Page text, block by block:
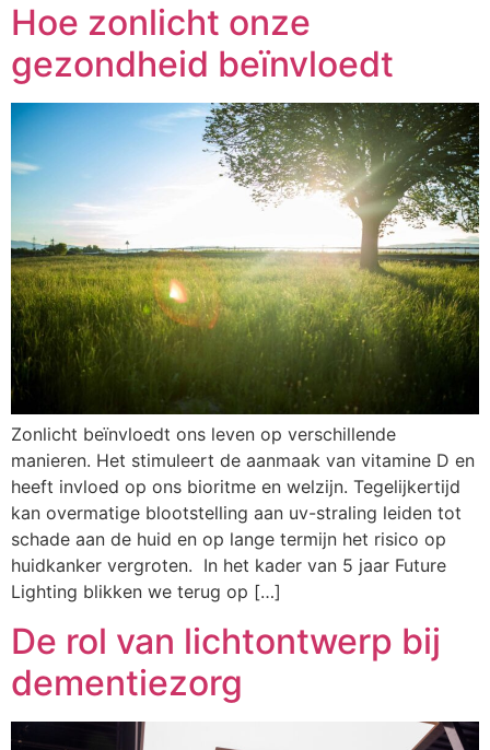
Hoe zonlicht onze
gezondheid beïnvloedt
Zonlicht beïnvloedt ons leven op verschillende
manieren. Het stimuleert de aanmaak van vitamine D en
heeft invloed op ons bioritme en welzijn. Tegelijkertijd
kan overmatige blootstelling aan uv-straling leiden tot
schade aan de huid en op lange termijn het risico op
huidkanker vergroten. In het kader van 5 jaar Future
Lighting blikken we terug op […]
De rol van lichtontwerp bij
dementiezorg